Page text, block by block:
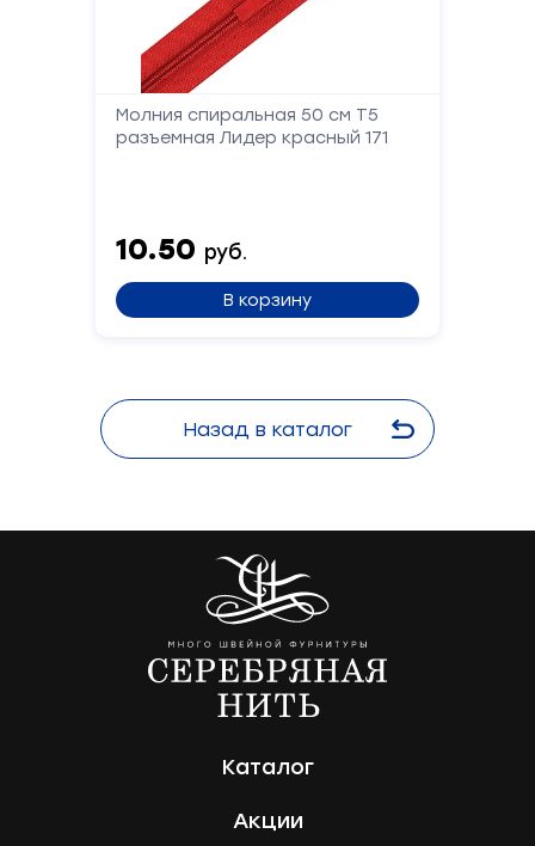
Молния спиральная 50 см Т5
разъемная Лидер красный 171
10.50 руб.
В корзину
Назад в каталог
Каталог
Акции